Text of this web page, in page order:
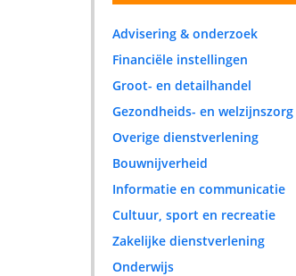
Advisering & onderzoek
Financiële instellingen
Groot- en detailhandel
Gezondheids- en welzijnszorg
Overige dienstverlening
Bouwnijverheid
Informatie en communicatie
Cultuur, sport en recreatie
Zakelijke dienstverlening
Onderwijs